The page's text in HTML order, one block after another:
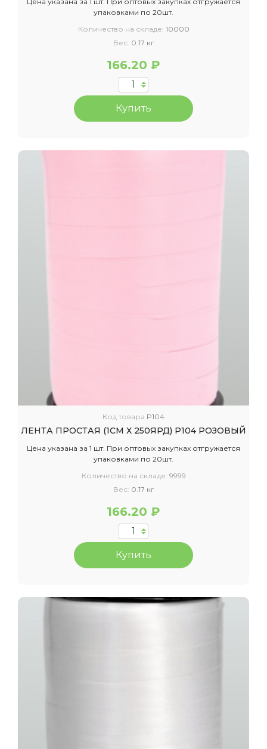
упаковками по 20шт.
Количество на складе: 10000
Вес: 0.17 кг
166.20 ₽
Купить
Код товара P104
ЛЕНТА ПРОСТАЯ (1СМ Х 250ЯРД) P104 РОЗОВЫЙ
Цена указана за 1 шт. При оптовых закупках отгружается
упаковками по 20шт.
Количество на складе: 9999
Вес: 0.17 кг
166.20 ₽
Купить